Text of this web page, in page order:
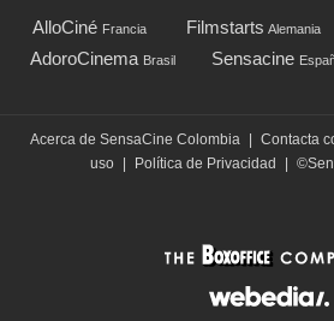
AlloCiné Francia Filmstarts Alemania
AdoroCinema Brasil Sensacine
Acerca de SensaCine Colombia | Contacta
uso | Política de Privacidad |